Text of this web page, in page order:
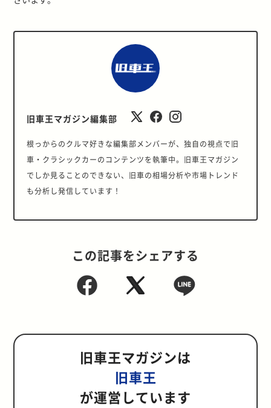
旧車王マガジン編集部
根っからのクルマ好きな編集部メンバーが、独自の視点で旧
車・クラシックカーのコンテンツを執筆中。旧車王マガジン
でしか見ることのできない、旧車の相場分析や市場トレンド
も分析し発信しています！
この記事をシェアする
旧車王マガジンは
旧車王
が運営しています